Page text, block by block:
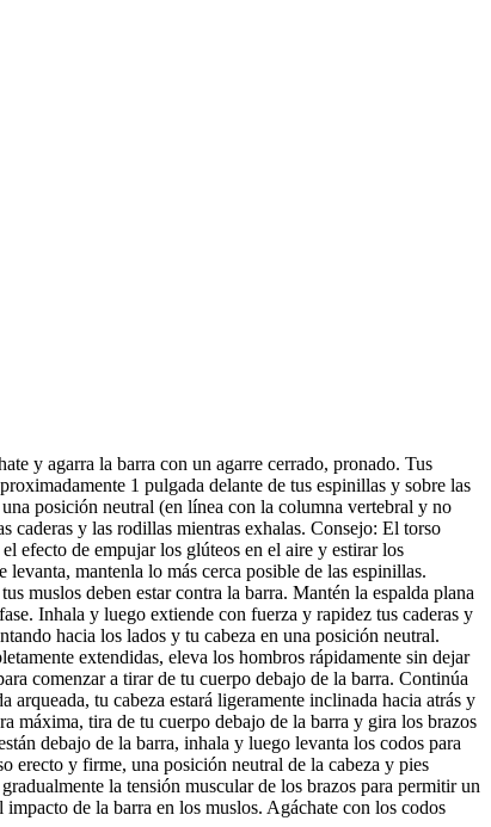
y agarra la barra con un agarre cerrado, pronado. Tus
1 pulgada delante de tus espinillas y sobre las
posición neutral (en línea con la columna vertebral y no
caderas y las rodillas mientras exhalas. Consejo: El torso
efecto de empujar los glúteos en el aire y estirar los
mantenla lo más cerca posible de las espinillas.
muslos deben estar contra la barra. Mantén la espalda plana
Inhala y luego extiende con fuerza y rapidez tus caderas y
hacia los lados y tu cabeza en una posición neutral.
extendidas, eleva los hombros rápidamente sin dejar
comenzar a tirar de tu cuerpo debajo de la barra. Continúa
tu cabeza estará ligeramente inclinada hacia atrás y
máxima, tira de tu cuerpo debajo de la barra y gira los brazos
debajo de la barra, inhala y luego levanta los codos para
erecto y firme, una posición neutral de la cabeza y pies
la tensión muscular de los brazos para permitir un
de la barra en los muslos. Agáchate con los codos